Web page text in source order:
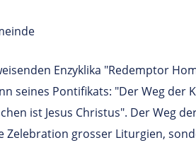
Enzyklika "Redemptor
seines Pontifikats: "Der Weg der
ist Jesus Christus". Der Weg
Zelebration grosser Liturgien,